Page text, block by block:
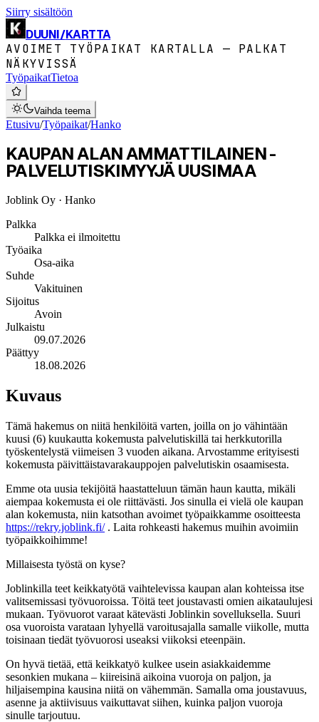
Siirry sisältöön
DUUNI/KARTTA
AVOIMET TYÖPAIKAT KARTALLA — PALKAT
NÄKYVISSÄ
TyöpaikatTietoa
Vaihda teema
Etusivu/Työpaikat/Hanko
KAUPAN ALAN AMMATTILAINEN -
PALVELUTISKIMYYJÄ UUSIMAA
Joblink Oy · Hanko
Palkka
Palkka ei ilmoitettu
Työaika
Osa-aika
Suhde
Vakituinen
Sijoitus
Avoin
Julkaistu
09.07.2026
Päättyy
18.08.2026
Kuvaus
Tämä hakemus on niitä henkilöitä varten, joilla on jo vähintään
kuusi (6) kuukautta kokemusta palvelutiskillä tai herkkutorilla
työskentelystä viimeisen 3 vuoden aikana. Arvostamme erityisesti
kokemusta päivittäistavarakauppojen palvelutiskin osaamisesta.
Emme ota uusia tekijöitä haastatteluun tämän haun kautta, mikäli
aiempaa kokemusta ei ole riittävästi. Jos sinulla ei vielä ole kaupan
alan kokemusta, niin katsothan avoimet työpaikkamme osoitteesta
https://rekry.joblink.fi/. Laita rohkeasti hakemus muihin avoimiin
työpaikkoihimme!
Millaisesta työstä on kyse?
Joblinkilla teet keikkatyötä vaihtelevissa kaupan alan kohteissa itse
valitsemissasi työvuoroissa. Töitä teet joustavasti omien aikataulujesi
mukaan. Työvuorot varaat kätevästi Joblinkin sovelluksella. Suuri
osa vuoroista varataan lyhyellä varoitusajalla samalle viikolle, mutta
toisinaan tiedät työvuorosi useaksi viikoksi eteenpäin.
On hyvä tietää, että keikkatyö kulkee usein asiakkaidemme
sesonkien mukana – kiireisinä aikoina vuoroja on paljon, ja
hiljaisempina kausina niitä on vähemmän. Samalla oma joustavuus,
asenne ja aktiivisuus vaikuttavat siihen, kuinka paljon vuoroja
sinulle tarjoutuu.